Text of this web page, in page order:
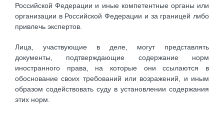
Российской Федерации и иные компетентные органы или
организации в Российской Федерации и за границей либо
привлечь экспертов.
Лица, участвующие в деле, могут представлять
документы, подтверждающие содержание норм
иностранного права, на которые они ссылаются в
обоснование своих требований или возражений, и иным
образом содействовать суду в установлении содержания
этих норм.